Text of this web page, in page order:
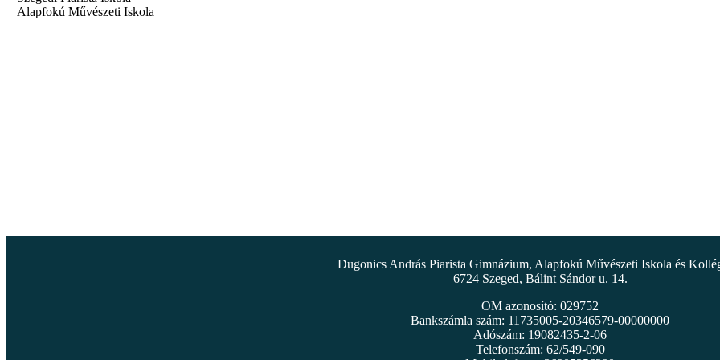
Alapfokú Művészeti Iskola
Dugonics András Piarista Gimnázium, Alapfokú Művészeti Iskola és
6724 Szeged, Bálint Sándor u. 14.
OM azonosító: 029752
Bankszámla szám: 11735005-20346579-00000000
Adószám: 19082435-2-06
Telefonszám: 62/549-090